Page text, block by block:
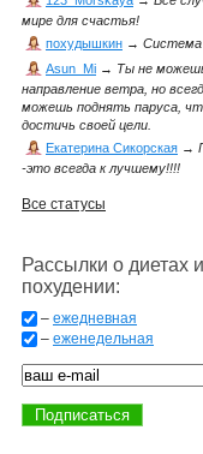
мире для счастья!
похудышкин → Система
Asun_Mi → Ты не
направление ветра, но
можешь поднять паруса,
достичь своей цели.
Екатерина Сикорская →
-это всегда к лучшему!!!!
Все статусы
Рассылки о диетах и
похудении:
– ежедневная
– еженедельная